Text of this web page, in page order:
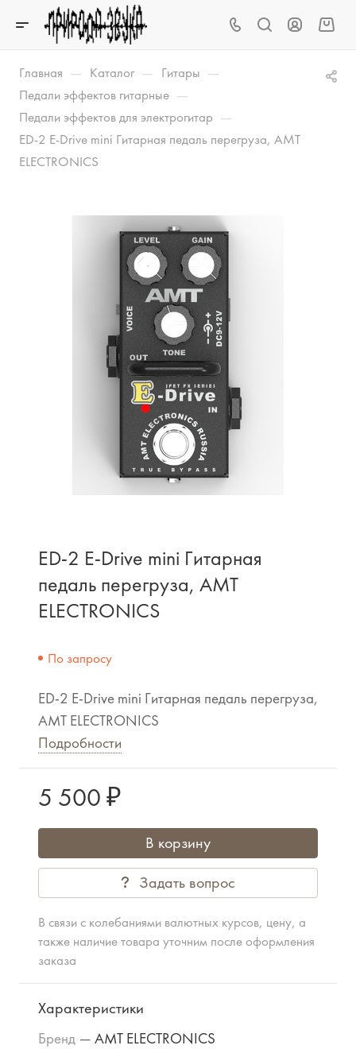
Главная — Каталог — Гитары —
Педали эффектов гитарные —
Педали эффектов для электрогитар —
ED-2 E-Drive mini Гитарная педаль перегруза, AMT
ELECTRONICS
ED-2 E-Drive mini Гитарная
педаль перегруза, AMT
ELECTRONICS
По запросу
ED-2 E-Drive mini Гитарная педаль перегруза,
AMT ELECTRONICS
Подробности
5 500 ₽
В корзину
Задать вопрос
В связи с колебаниями валютных курсов, цену, а
также наличие товара уточним после оформления
заказа
Характеристики
Бренд — AMT ELECTRONICS